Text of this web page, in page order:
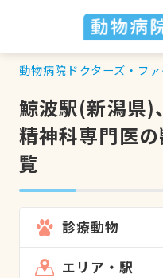
動物病院ドクターズ・フ
鯨波駅(新潟県)
精神科専門医
覧
診療動物
エリア・駅